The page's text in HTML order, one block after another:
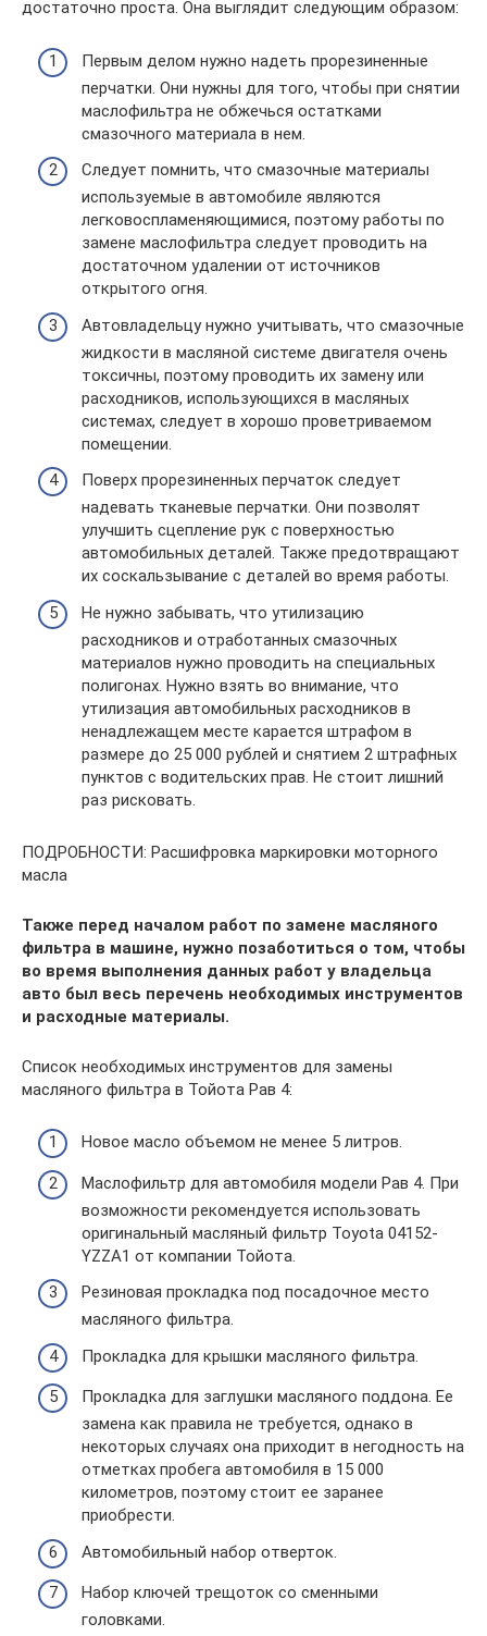
достаточно проста. Она выглядит следующим образом:
Первым делом нужно надеть прорезиненные
перчатки. Они нужны для того, чтобы при снятии
маслофильтра не обжечься остатками
смазочного материала в нем.
Следует помнить, что смазочные материалы
используемые в автомобиле являются
легковоспламеняющимися, поэтому работы по
замене маслофильтра следует проводить на
достаточном удалении от источников
открытого огня.
Автовладельцу нужно учитывать, что смазочные
жидкости в масляной системе двигателя очень
токсичны, поэтому проводить их замену или
расходников, использующихся в масляных
системах, следует в хорошо проветриваемом
помещении.
Поверх прорезиненных перчаток следует
надевать тканевые перчатки. Они позволят
улучшить сцепление рук с поверхностью
автомобильных деталей. Также предотвращают
их соскальзывание с деталей во время работы.
Не нужно забывать, что утилизацию
расходников и отработанных смазочных
материалов нужно проводить на специальных
полигонах. Нужно взять во внимание, что
утилизация автомобильных расходников в
ненадлежащем месте карается штрафом в
размере до 25 000 рублей и снятием 2 штрафных
пунктов с водительских прав. Не стоит лишний
раз рисковать.
ПОДРОБНОСТИ: Расшифровка маркировки моторного
масла
Также перед началом работ по замене масляного
фильтра в машине, нужно позаботиться о том, чтобы
во время выполнения данных работ у владельца
авто был весь перечень необходимых инструментов
и расходные материалы.
Список необходимых инструментов для замены
масляного фильтра в Тойота Рав 4:
Новое масло объемом не менее 5 литров.
Маслофильтр для автомобиля модели Рав 4. При
возможности рекомендуется использовать
оригинальный масляный фильтр Toyota 04152-
YZZA1 от компании Тойота.
Резиновая прокладка под посадочное место
масляного фильтра.
Прокладка для крышки масляного фильтра.
Прокладка для заглушки масляного поддона. Ее
замена как правила не требуется, однако в
некоторых случаях она приходит в негодность на
отметках пробега автомобиля в 15 000
километров, поэтому стоит ее заранее
приобрести.
Автомобильный набор отверток.
Набор ключей трещоток со сменными
головками.